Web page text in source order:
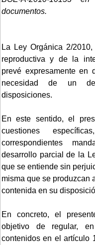
documentos.
La Ley Orgánica 2/
reproductiva y de la
prevé expresamente en
necesidad de un
disposiciones.
En este sentido, el
cuestiones
correspondientes
desarrollo parcial de la
que se entiende sin
misma que se produzcan
contenida en su
En concreto, el
objetivo de regular,
contenidos en el artículo